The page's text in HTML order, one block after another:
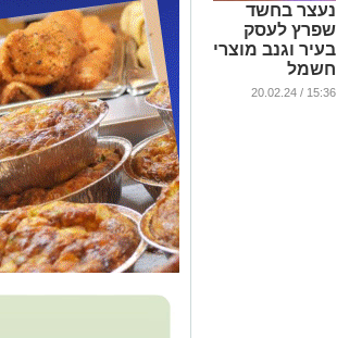
נעצר בחשד
שפרץ לעסק
בעיר וגנב מוצרי
חשמל
...
15:36 / 20.02.24